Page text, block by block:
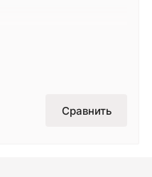
Сравнить